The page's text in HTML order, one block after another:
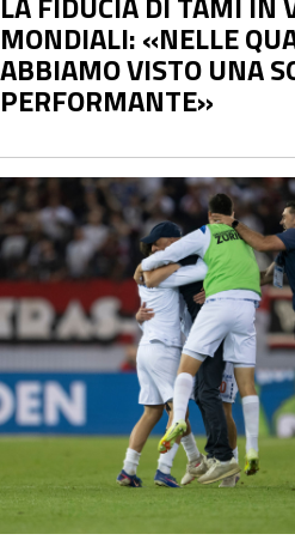
MONDIALI: «NELLE
ABBIAMO VISTO UNA
PERFORMANTE»